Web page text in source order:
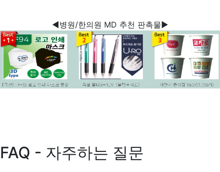
◀병원/한의원 MD 추천 판촉물▶
FAQ - 자주하는 질문